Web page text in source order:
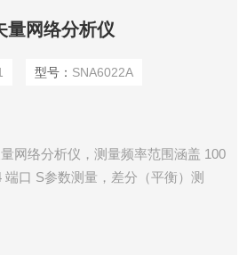
量网络分析仪
型号： SNA6022A
网络分析仪，测量频率范围涵盖 100
口 S参数测量，差分（平衡）测
展功能，支持极限测试、纹波测试功
入功能，支持线性频率扫描、对数频